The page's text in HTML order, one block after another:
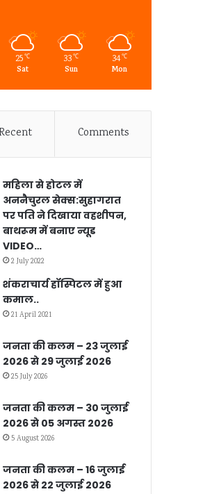
25 ℃
Sat
33℃
Sun
34℃
Mon
Comments
महिला से होटल में
अननैचुरल सेक्स:सुहागरात
पर पति ने दिखाया वहशीपन,
बाथरूम में बनाए न्यूड
VIDEO…
2 July 2022
शंकराचार्य हॉस्पिटल में हुआ
कमाल..
21 April 2021
जनता की कलम – 23 जुलाई
2026 से 29 जुलाई 2026
25 July 2026
जनता की कलम – 30 जुलाई
2026 से 05 अगस्त 2026
5 August 2026
जनता की कलम – 16 जुलाई
2026 से 22 जुलाई 2026